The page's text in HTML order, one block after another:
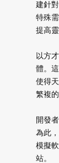
建針
特殊
提高靈
以方
體。
使得
繁複
開發
為此
模擬
站。